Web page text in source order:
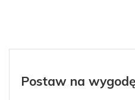
Postaw na